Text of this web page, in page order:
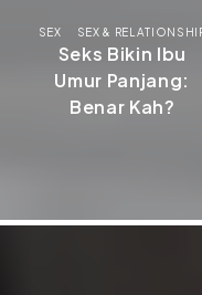
SEX SEX &
Seks Bikin Ibu
Umur Panjang:
Benar Kah?